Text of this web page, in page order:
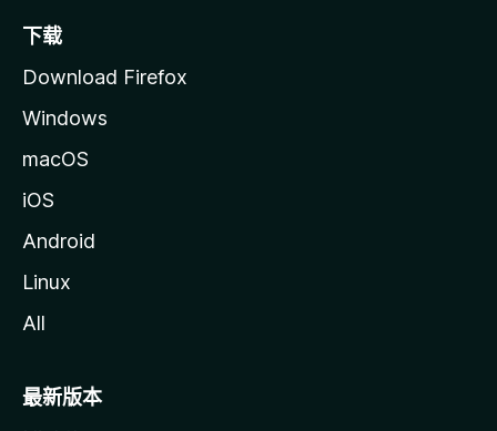
下载
Download Firefox
Windows
macOS
iOS
Android
Linux
All
最新版本